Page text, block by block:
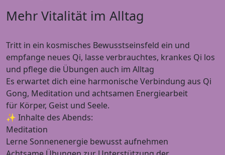
Mehr Vitalität im Alltag
Tritt in ein kosmisches Bewusstseinsfeld ein und
empfange neues Qi, lasse verbrauchtes, krankes Qi los
und pflege die Übungen auch im Alltag
Es erwartet dich eine harmonische Verbindung aus Qi
Gong, Meditation und achtsamen Energiearbeit
für Körper, Geist und Seele.
✨ Inhalte des Abends:
Meditation
Lerne Sonnenenergie bewusst aufnehmen